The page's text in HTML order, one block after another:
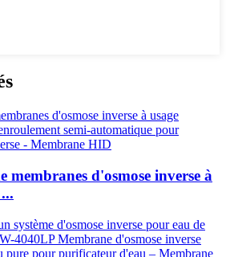
membranes d'osmose inverse à